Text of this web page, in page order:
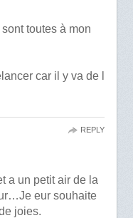
toutes à mon
car il y va de l
a un petit air de la
eur souhaite
joies.
REPLY